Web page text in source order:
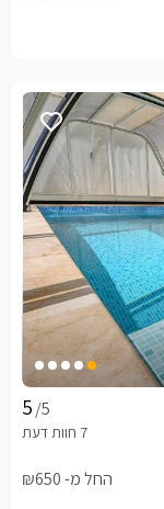
/5
החל מ- ₪650